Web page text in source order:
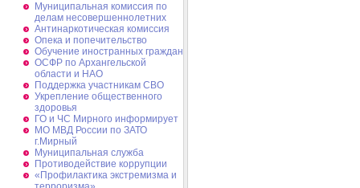
Муниципальная комиссия по
делам несовершеннолетних
Антинаркотическая комиссия
Опека и попечительство
Обучение иностранных граждан
ОСФР по Архангельской
области и НАО
Поддержка участникам СВО
Укрепление общественного
здоровья
ГО и ЧС Мирного информирует
МО МВД России по ЗАТО
г.Мирный
Муниципальная cлужба
Противодействие коррупции
«Профилактика экстремизма и